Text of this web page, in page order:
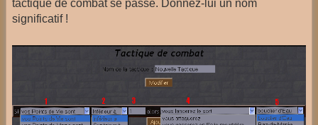
tactique de combat se passe. Donnez-lui un nom
significatif !